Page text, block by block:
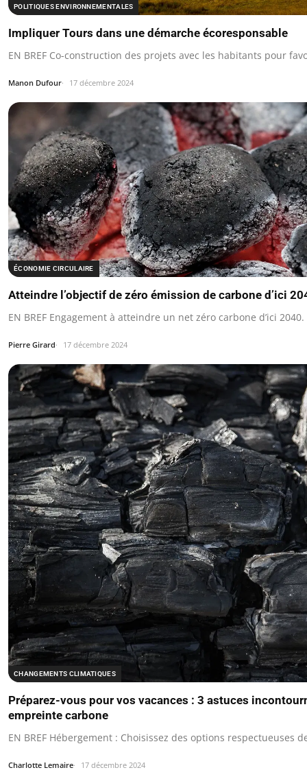
POLITIQUES ENVIRONNEMENTALES
Impliquer Tours dans une démarche écoresponsable
EN BREF Co-construction des projets avec les habitants pour
Manon Dufour 17 décembre 2024
ÉCONOMIE CIRCULAIRE
Atteindre l’objectif de zéro émission de carbone d’ici
EN BREF Engagement à atteindre un net zéro carbone d’ici
Pierre Girard 17 décembre 2024
CHANGEMENTS CLIMATIQUES
Préparez-vous pour vos vacances : 3 astuces
empreinte carbone
EN BREF Hébergement : Choisissez des options respectueuses
Charlotte Lemaire 17 décembre 2024